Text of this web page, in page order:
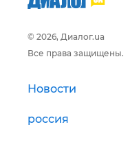
© 2026, Диалог.ua
Все права защищены.
Новости
россия